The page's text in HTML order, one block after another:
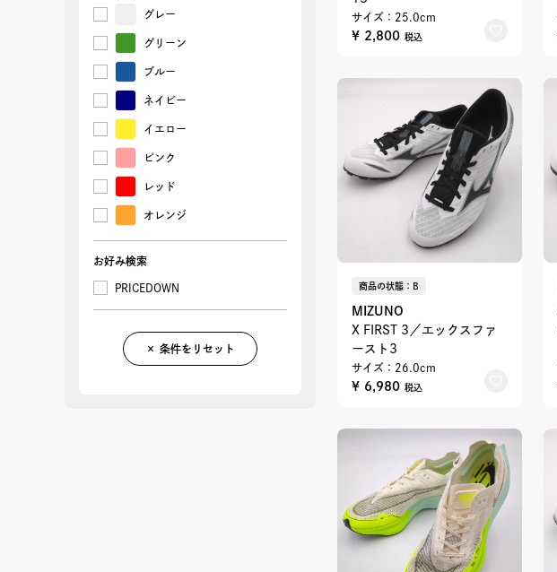
グレー
グリーン
ブルー
ネイビー
イエロー
ピンク
レッド
オレンジ
お好み検索
PRICEDOWN
× 条件をリセット
サイズ：25.0cm
¥ 2,800 税込
商品の状態：B
MIZUNO
X FIRST 3／エックスファ
ースト3
サイズ：26.0cm
¥ 6,980 税込